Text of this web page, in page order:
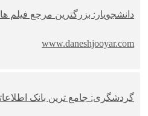
دانشجویار: بزرگترین مرجع فیلم
www.daneshjooyar.com
گردشگری: جامع ترین بانک